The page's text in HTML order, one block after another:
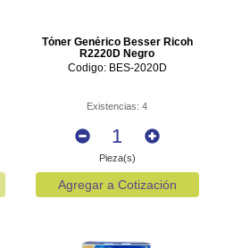
Muebles
Limpieza e Higiene
Cafetería y Alimentos
Destrucción de Documentos
Tóner Genérico Besser Ricoh
R2220D Negro
Codigo: BES-2020D
Existencias: 4
Pieza(s)
Agregar a Cotización